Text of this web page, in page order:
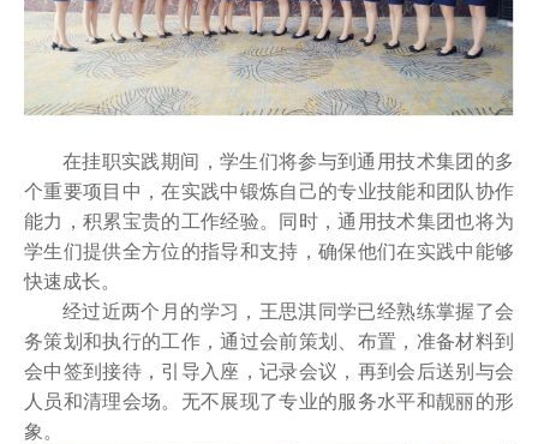
在挂职实践期间，学生们将参与到通用技术集团的多
个重要项目中，在实践中锻炼自己的专业技能和团队协作
能力，积累宝贵的工作经验。同时，通用技术集团也将为
学生们提供全方位的指导和支持，确保他们在实践中能够
快速成长。
经过近两个月的学习， 王思淇同学已经熟练掌握了会
务策划和执行的工作，通过会前策划、 布置，准备材料到
会中签到接待，引导入座，记录会议 ，再到会后送别与会
人员和清理会场。 无不展现了专业的服务水平和靓丽的形
象。